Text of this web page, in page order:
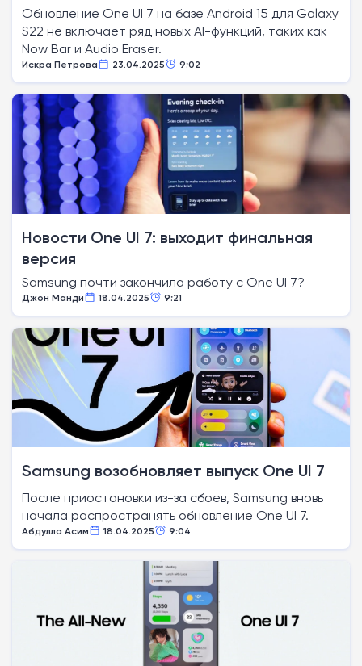
Обновление One UI 7 на базе Android 15 для Galaxy
S22 не включает ряд новых AI-функций, таких как
Now Bar и Audio Eraser.
Искра Петрова 23.04.2025 9:02
Новости One UI 7: выходит финальная
версия
Samsung почти закончила работу с One UI 7?
Джон Манди 18.04.2025 9:21
Samsung возобновляет выпуск One UI 7
После приостановки из-за сбоев, Samsung вновь
начала распространять обновление One UI 7.
Абдулла Асим 18.04.2025 9:04